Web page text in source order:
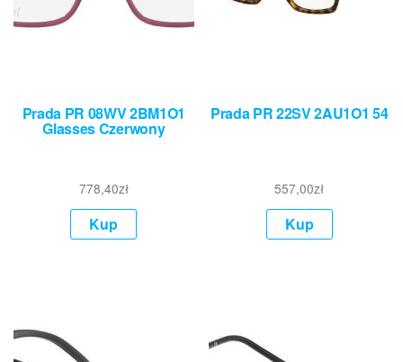
Prada PR 08WV 2BM1O1
Glasses Czerwony
778,40zł
Kup
Prada PR 22SV 2AU1O1 54
557,00zł
Kup